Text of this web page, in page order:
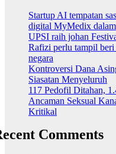
Startup AI tempatan
digital MyMedix dalam
UPSI raih johan
Rafizi perlu tampil beri
negara
Kontroversi Dana
Siasatan Menyeluruh
117 Pedofil Ditahan,
Ancaman Seksual
Kritikal
Comments